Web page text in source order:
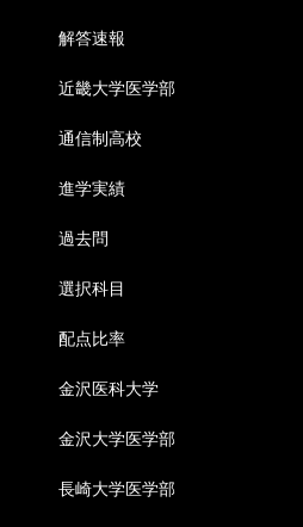
解答速報
近畿大学医学部
通信制高校
進学実績
過去問
選択科目
配点比率
金沢医科大学
金沢大学医学部
長崎大学医学部